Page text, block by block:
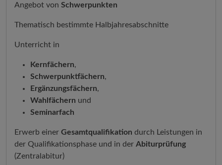
Angebot von Schwerpunkten
Thematisch bestimmte Halbjahresabschnitte
Unterricht in
Kernfächern,
Schwerpunktfächern,
Ergänzungsfächern,
Wahlfächern und
Seminarfach
Erwerb einer Gesamtqualifikation durch Leistungen in
der Qualifikationsphase und in der Abiturprüfung
(Zentralabitur)